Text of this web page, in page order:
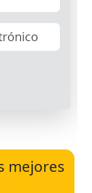
mejores